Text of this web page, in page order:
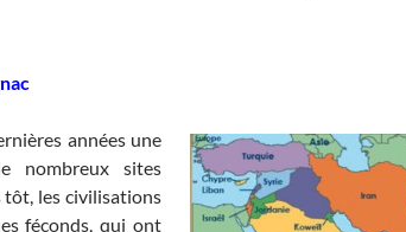
années une
nombreux sites
tôt, les civilisations
féconds, qui ont